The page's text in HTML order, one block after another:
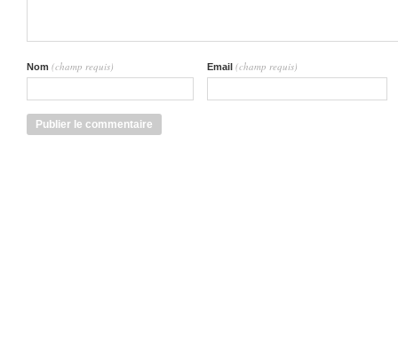
Nom (champ requis) Email (champ requis)